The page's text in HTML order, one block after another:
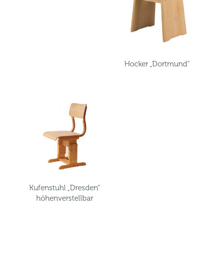
Hocker „Dortmund“
Kufenstuhl „Dresden“
höhenverstellbar